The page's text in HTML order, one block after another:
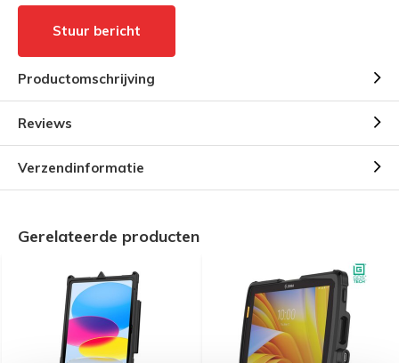
Stuur bericht
Productomschrijving
Reviews
Verzendinformatie
Gerelateerde producten